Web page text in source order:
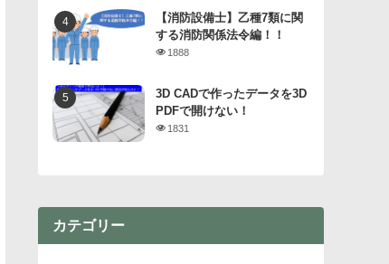
【消防設備士】乙種7類に関
する消防関係法令編！！
1888
3D CADで作ったデータを3D
PDFで開けない！
1831
カテゴリー